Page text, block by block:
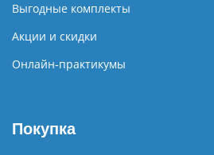
Выгодные комплекты
Акции и скидки
Онлайн-практикумы
Покупка